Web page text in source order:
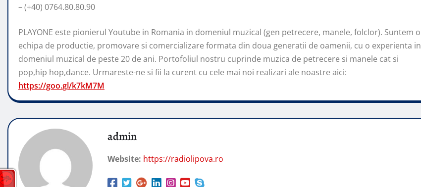
– (+40) 0764.80.80.90
PLAYONE este pionierul Youtube in Romania in domeniul muzical (gen petrecere, manele, folclor). Suntem o
echipa de productie, promovare si comercializare formata din doua generatii de oamenii, cu o experienta in
domeniul muzical de peste 20 de ani. Portofoliul nostru cuprinde muzica de petrecere si manele cat si
pop,hip hop,dance. Urmareste-ne si fii la curent cu cele mai noi realizari ale noastre aici:
https://goo.gl/k7kM7M
admin
Website: https://radiolipova.ro